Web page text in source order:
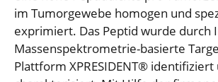
im Tumorgewebe homogen und
exprimiert. Das Peptid wurde durch
Massenspektrometrie-basierte
Plattform XPRESIDENT® identifiziert